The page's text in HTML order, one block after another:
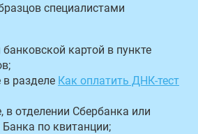
специалистами
картой в пункте
разделе Как оплатить ДНК-тест
в отделении Сбербанка или
по квитанции;